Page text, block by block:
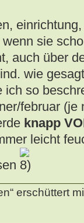
sie
auch über
wie
ich so
februar (je
knapp
leicht
erschüttert